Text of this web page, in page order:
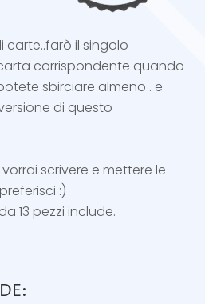
carte..farò il singolo
corrispondente quando
sbirciare almeno . e
di questo
scrivere e mettere le
:)
13 pezzi include.